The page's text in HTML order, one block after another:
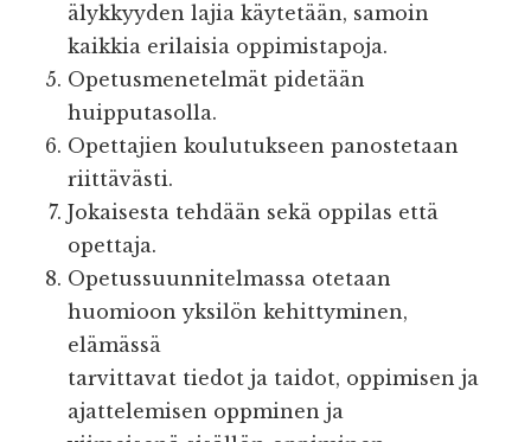
älykkyyden lajia käytetään, samoin
kaikkia erilaisia oppimistapoja.
Opetusmenetelmät pidetään
huipputasolla.
Opettajien koulutukseen panostetaan
riittävästi.
Jokaisesta tehdään sekä oppilas että
opettaja.
Opetussuunnitelmassa otetaan
huomioon yksilön kehittyminen,
elämässä
tarvittavat tiedot ja taidot, oppimisen ja
ajattelemisen oppminen ja